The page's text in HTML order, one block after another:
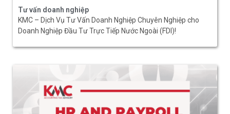
Tư vấn doanh nghiệp
KMC – Dịch Vụ Tư Vấn Doanh Nghiệp Chuyên Nghiệp cho
Doanh Nghiệp Đầu Tư Trực Tiếp Nước Ngoài (FDI)!